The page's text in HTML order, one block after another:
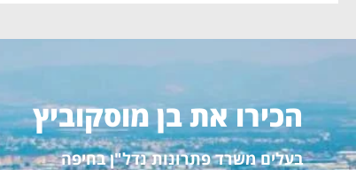
הכירו את בן מוסקוביץ
בעלים משרד פתרונות נדל"ן בחיפה